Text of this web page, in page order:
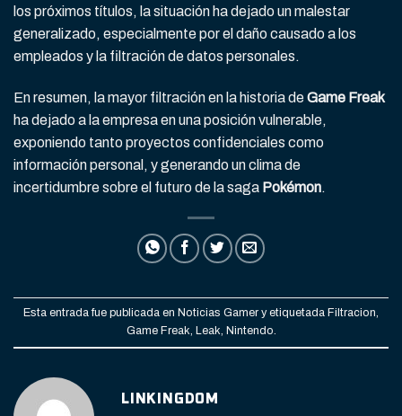
los próximos títulos, la situación ha dejado un malestar
generalizado, especialmente por el daño causado a los
empleados y la filtración de datos personales.
En resumen, la mayor filtración en la historia deGame Freak
ha dejado a la empresa en una posición vulnerable,
exponiendo tanto proyectos confidenciales como
información personal, y generando un clima de
incertidumbre sobre el futuro de la saga Pokémon.
Esta entrada fue publicada en Noticias Gamer y etiquetada Filtracion,
Game Freak, Leak, Nintendo.
LINKINGDOM